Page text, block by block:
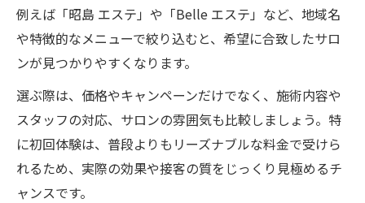
例えば「昭島 エステ」や「Belle エステ」など、地域名
や特徴的なメニューで絞り込むと、希望に合致したサロ
ンが見つかりやすくなります。
選ぶ際は、価格やキャンペーンだけでなく、施術内容や
スタッフの対応、サロンの雰囲気も比較しましょう。特
に初回体験は、普段よりもリーズナブルな料金で受けら
れるため、実際の効果や接客の質をじっくり見極めるチ
ャンスです。